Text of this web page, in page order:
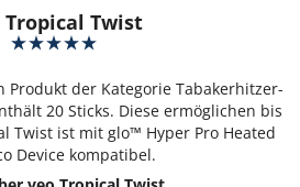
Tropical Twist
Produkt der Kategorie Tabakerhitzer-
20 Sticks. Diese ermöglichen bis
Twist ist mit glo™ Hyper Pro Heated
Device kompatibel.